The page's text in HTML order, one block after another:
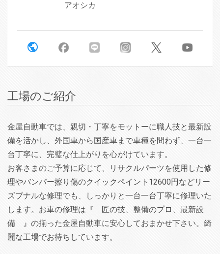
アオシカ
工場のご紹介
金屋自動車では、親切・丁寧をモットーに職人技と最新設
備を活かし、外国車から国産車まで車種を問わず、一台一
台丁寧に、完璧な仕上がりを心がけています。
お客さまのご予算に応じて、リサクルパーツを使用した修
理やバンパー擦り傷のクイックペイント12600円などリー
ズブナルな修理でも、しっかりと一台一台丁寧に修理いた
します。お車の修理は『 匠の技、整備のプロ、最新設
備 』の揃った金屋自動車に安心しておまかせ下さい。綺
麗な工場でお待ちしています。